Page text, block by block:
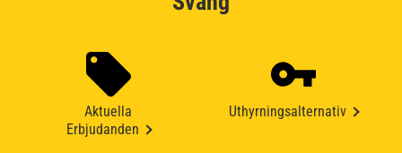
Aktuella
Erbjudanden
Uthyrningsalternativ